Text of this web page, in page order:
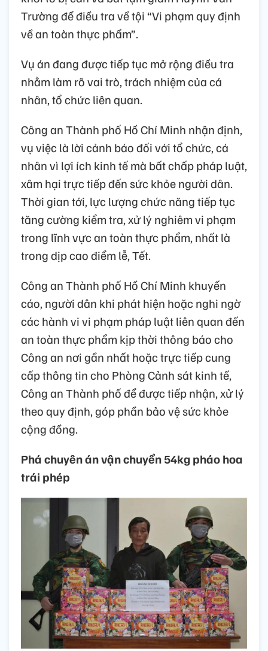
Trường để điều tra về tội “Vi phạm quy định
về an toàn thực phẩm”.
Vụ án đang được tiếp tục mở rộng điều tra
nhằm làm rõ vai trò, trách nhiệm của cá
nhân, tổ chức liên quan.
Công an Thành phố Hồ Chí Minh nhận định,
vụ việc là lời cảnh báo đối với tổ chức, cá
nhân vì lợi ích kinh tế mà bất chấp pháp luật,
xâm hại trực tiếp đến sức khỏe người dân.
Thời gian tới, lực lượng chức năng tiếp tục
tăng cường kiểm tra, xử lý nghiêm vi phạm
trong lĩnh vực an toàn thực phẩm, nhất là
trong dịp cao điểm lễ, Tết.
Công an Thành phố Hồ Chí Minh khuyến
cáo, người dân khi phát hiện hoặc nghi ngờ
các hành vi vi phạm pháp luật liên quan đến
an toàn thực phẩm kịp thời thông báo cho
Công an nơi gần nhất hoặc trực tiếp cung
cấp thông tin cho Phòng Cảnh sát kinh tế,
Công an Thành phố để được tiếp nhận, xử lý
theo quy định, góp phần bảo vệ sức khỏe
cộng đồng.
Phá chuyên án vận chuyển 54kg pháo hoa
trái phép